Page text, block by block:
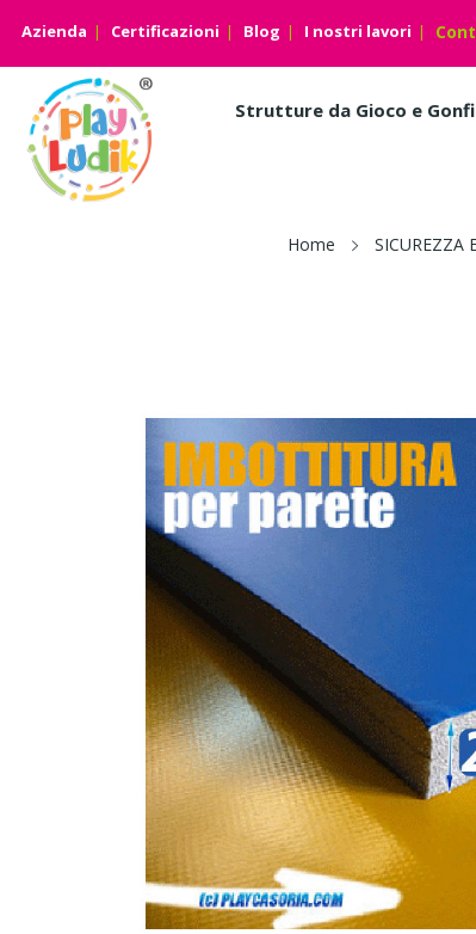
Azienda Certificazioni Blog I nostri lavori
Strutture da Gioco e
Home SICUREZZA